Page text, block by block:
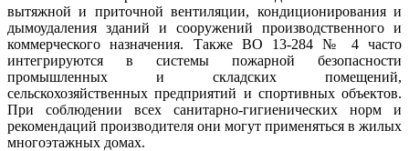
вытяжной и приточной вентиляции, кондиционирования и
дымоудаления зданий и сооружений производственного и
коммерческого назначения. Также ВО 13-284 № 4 часто
интегрируются в системы пожарной безопасности
промышленных и складских помещений,
сельскохозяйственных предприятий и спортивных объектов.
При соблюдении всех санитарно-гигиенических норм и
рекомендаций производителя они могут применяться в жилых
многоэтажных домах.